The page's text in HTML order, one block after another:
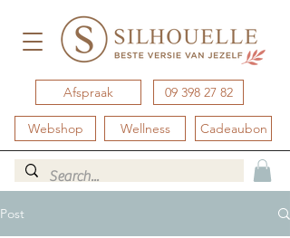
09 398 27 82
Afspraak
Webshop Wellness Cadeaubon
Post